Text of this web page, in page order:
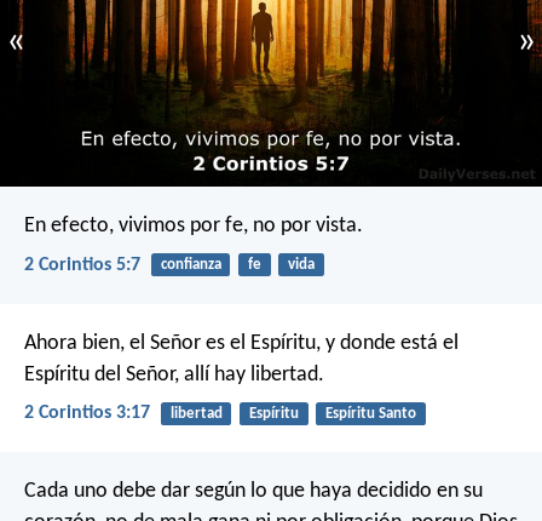
« »
En efecto, vivimos por fe, no por vista.
2 Corintios 5:7 confianza fe vida
Ahora bien, el Señor es el Espíritu, y donde está el
Espíritu del Señor, allí hay libertad.
2 Corintios 3:17 libertad Espíritu Espíritu Santo
Cada uno debe dar según lo que haya decidido en su